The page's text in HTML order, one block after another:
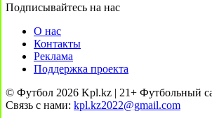
Подписывайтесь на нас
О нас
Контакты
Реклама
Поддержка проекта
© Футбол 2026 Kpl.kz | 21+ Футбольный
Связь с нами: kpl.kz2022@gmail.com